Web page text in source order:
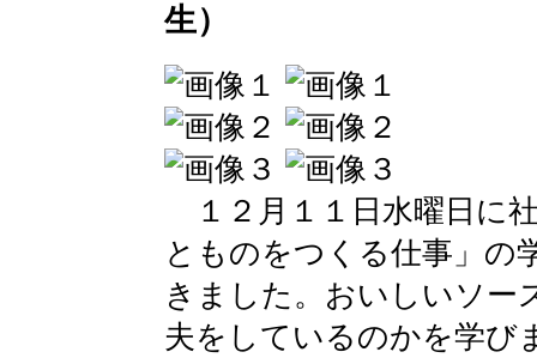
生）
１２月１１日水曜日に
とものをつくる仕事」の
きました。おいしいソー
夫をしているのかを学び